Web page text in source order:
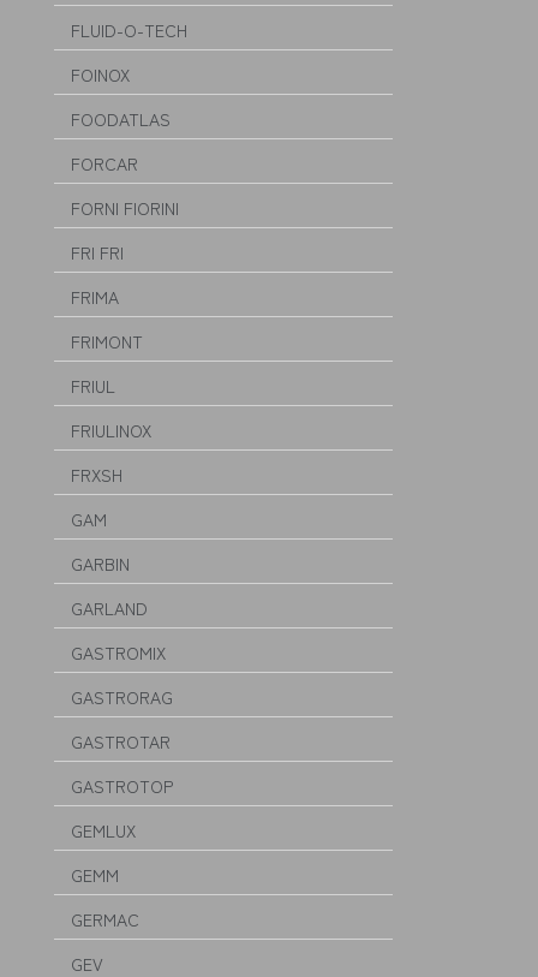
FLUID-O-TECH
FOINOX
FOODATLAS
FORCAR
FORNI FIORINI
FRI FRI
FRIMA
FRIMONT
FRIUL
FRIULINOX
FRXSH
GAM
GARBIN
GARLAND
GASTROMIX
GASTRORAG
GASTROTAR
GASTROTOP
GEMLUX
GEMM
GERMAC
GEV